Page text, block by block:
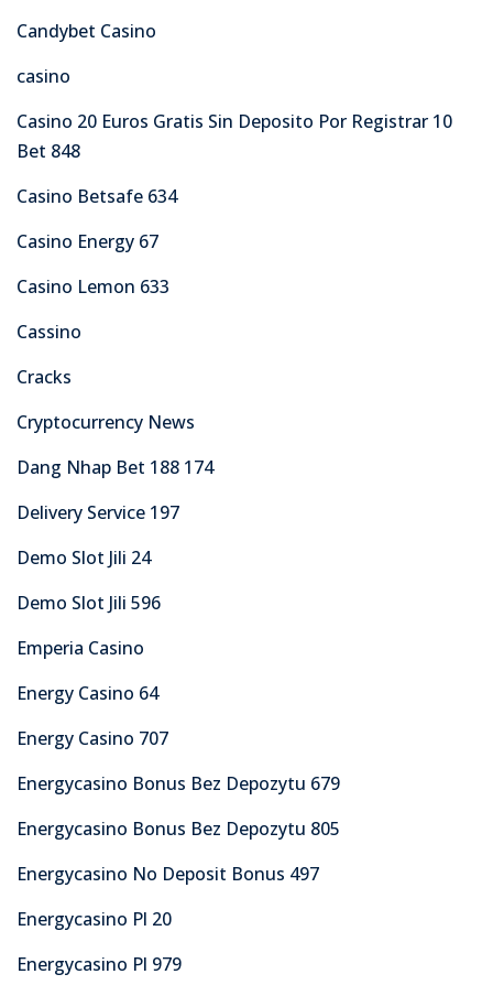
Candybet Casino
casino
Casino 20 Euros Gratis Sin Deposito Por Registrar 10
Bet 848
Casino Betsafe 634
Casino Energy 67
Casino Lemon 633
Cassino
Cracks
Cryptocurrency News
Dang Nhap Bet 188 174
Delivery Service 197
Demo Slot Jili 24
Demo Slot Jili 596
Emperia Casino
Energy Casino 64
Energy Casino 707
Energycasino Bonus Bez Depozytu 679
Energycasino Bonus Bez Depozytu 805
Energycasino No Deposit Bonus 497
Energycasino Pl 20
Energycasino Pl 979